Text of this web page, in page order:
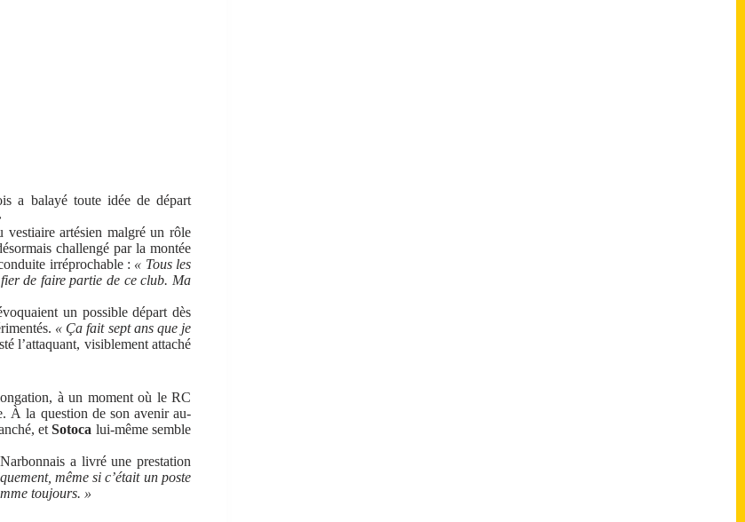
a balayé toute idée de départ
vestiaire artésien malgré un rôle
challengé par la montée
irréprochable : « Tous les
de faire partie de ce club. Ma
un possible départ dès
« Ça fait sept ans que je
l’attaquant, visiblement attaché
à un moment où le RC
À la question de son avenir au-
etSotoca lui-même semble
a livré une prestation
même si c’était un poste
toujours. »